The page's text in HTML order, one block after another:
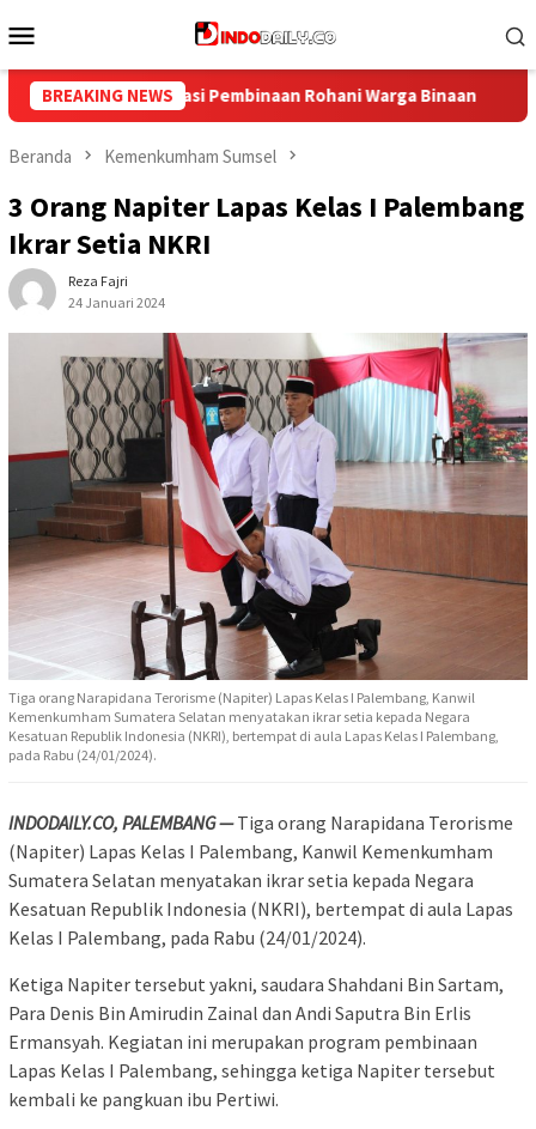
ke
Mobile
BREAKING NEWSBangun Kesamaan Persepsi, Lapas Narkotika
Beranda Kemenkumham Sumsel
3 Orang Napiter Lapas Kelas I Palembang
Ikrar Setia NKRI
Reza Fajri
24 Januari 2024
Tiga orang Narapidana Terorisme (Napiter) Lapas Kelas I Palembang, Kanwil
Kemenkumham Sumatera Selatan menyatakan ikrar setia kepada Negara
Kesatuan Republik Indonesia (NKRI), bertempat di aula Lapas Kelas I Palembang,
pada Rabu (24/01/2024).
INDODAILY.CO, PALEMBANG — Tiga orang Narapidana Terorisme
(Napiter) Lapas Kelas I Palembang, Kanwil Kemenkumham
Sumatera Selatan menyatakan ikrar setia kepada Negara
Kesatuan Republik Indonesia (NKRI), bertempat di aula Lapas
Kelas I Palembang, pada Rabu (24/01/2024).
Ketiga Napiter tersebut yakni, saudara Shahdani Bin Sartam,
Para Denis Bin Amirudin Zainal dan Andi Saputra Bin Erlis
Ermansyah. Kegiatan ini merupakan program pembinaan
Lapas Kelas I Palembang, sehingga ketiga Napiter tersebut
kembali ke pangkuan ibu Pertiwi.